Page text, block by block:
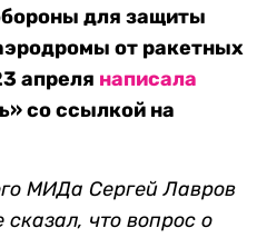
для защиты
от ракетных
апреля написала
со ссылкой на
МИДа Сергей Лавров
что вопрос о